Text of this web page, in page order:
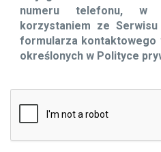
numeru telefonu, w
korzystaniem ze
formularza kontaktowego
określonych w Polityce